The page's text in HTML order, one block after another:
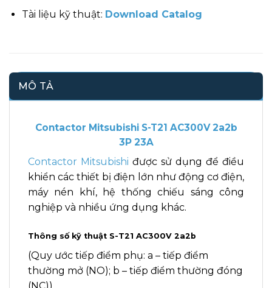
Tài liệu kỹ thuật: Download Catalog
MÔ TẢ
Contactor Mitsubishi S-T21 AC300V 2a2b
3P 23A
Contactor Mitsubishi được sử dụng để điều
khiển các thiết bị điện lớn như động cơ điện,
máy nén khí, hệ thống chiếu sáng công
nghiệp và nhiều ứng dụng khác.
Thông số kỹ thuật S-T21 AC300V 2a2b
(Quy ước tiếp điểm phụ: a – tiếp điểm
thường mở (NO); b – tiếp điểm thường đóng